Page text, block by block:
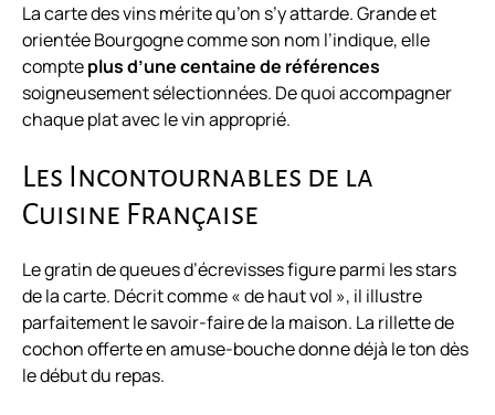
La carte des vins mérite qu’on s’y attarde. Grande et
orientée Bourgogne comme son nom l’indique, elle
compteplus d’une centaine de références
soigneusement sélectionnées. De quoi accompagner
chaque plat avec le vin approprié.
Les Incontournables de la
Cuisine Française
Le gratin de queues d’écrevisses figure parmi les stars
de la carte. Décrit comme « de haut vol », il illustre
parfaitement le savoir-faire de la maison. La rillette de
cochon offerte en amuse-bouche donne déjà le ton dès
le début du repas.